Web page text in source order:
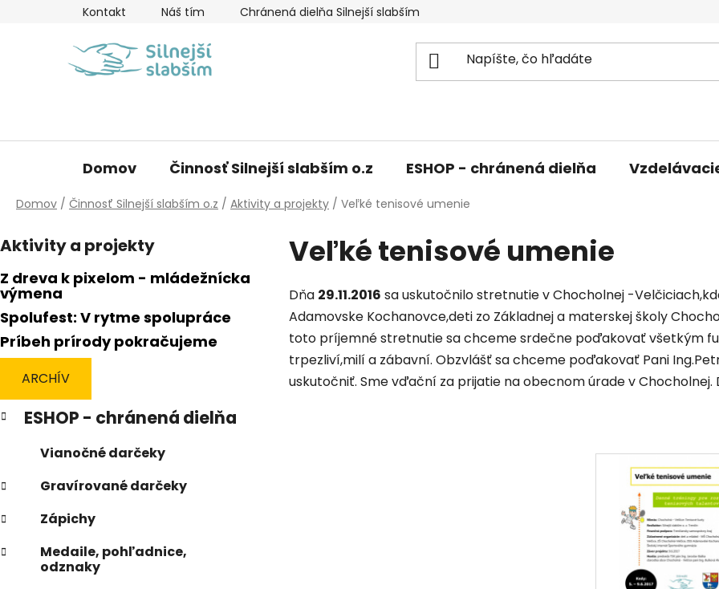
Kontakt Náš tím Chránená dielňa Silnejší slabším
Domov Činnosť Silnejší slabším o.z ESHOP - chránená dielňa
Domov / Činnosť Silnejší slabším o.z / Aktivity a projekty / Veľké tenisové umenie
o
č
n
ý
p
a
e
l
Aktivity a projekty
Z dreva k pixelom - mládežnícka
výmena
Spolufest: V rytme spolupráce
Príbeh prírody pokračujeme
ARCHÍV
Preskočiť
kategórie
K
a
g
ó
r
i
e
ESHOP - chránená dielňa
Vianočné darčeky
Gravírované darčeky
Zápichy
Medaile, pohľadnice,
odznaky
Veľké tenisové umenie
Dňa 29.11.2016 sa uskutočnilo stretnutie v Chocholnej -
Adamovske Kochanovce,deti zo Základnej a materskej školy
toto príjemné stretnutie sa chceme srdečne poďakovať všetkým
trpezliví,milí a zábavní. Obzvlášť sa chceme poďakovať Pani
uskutočniť. Sme vďační za prijatie na obecnom úrade v Chocholnej.